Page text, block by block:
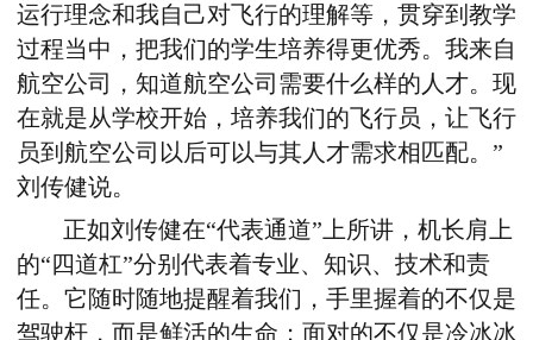
运行理念和我自己对飞行的理解等，贯穿到教学
过程当中，把我们的学生培养得更优秀。我来自
航空公司，知道航空公司需要什么样的人才。现
在就是从学校开始，培养我们的飞行员，让飞行
员到航空公司以后可以与其人才需求相匹配。”
刘传健说。
正如刘传健在“代表通道”上所讲，机长肩上
的“四道杠”分别代表着专业、知识、技术和责
任。它随时随地提醒着我们，手里握着的不仅是
驾驶杆，而是鲜活的生命；面对的不仅是冷冰冰